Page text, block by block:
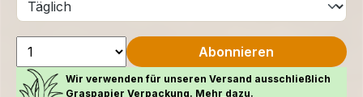
Abonnieren
Wir verwenden für unseren Versand ausschließlich
Graspapier Verpackung. Mehr dazu.